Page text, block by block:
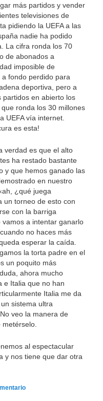
más partidos y vender
televisiones de
pidiendo la UEFA a las
nadie ha podido
La cifra ronda los 70
de abonados a
imposible de
fondo perdido para
deportiva, pero a
partidos en abierto los
ronda los 30 millones
UEFA vía internet.
es esta!
verdad es que el alto
ha restado bastante
y que hemos ganado las
en nuestro
¿qué juega
un torneo de esto con
con la barriga
a intentar ganarlo
no haces más
esperar la caída.
la torta padre en el
un poquito más
ahora mucho
e Italia que no han
Italia me da
sistema ultra
veo la manera de
al espectacular
y nos tiene que dar otra